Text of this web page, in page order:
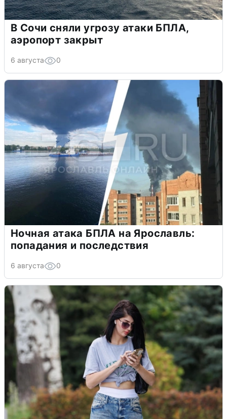
В Сочи сняли угрозу атаки БПЛА,
аэропорт закрыт
6 августа 0
Ночная атака БПЛА на Ярославль:
попадания и последствия
6 августа 0